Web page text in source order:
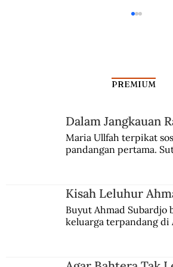
Teknologi Radar di
PREMIUM
Dalam Jangkauan
Maria Ullfah terpikat
pandangan pertama.
Kisah Leluhur
Buyut Ahmad Subardjo
keluarga terpandang di